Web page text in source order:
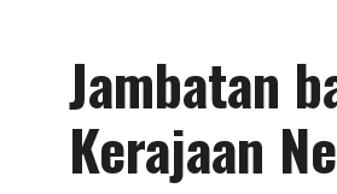
Jambatan
Kerajaan